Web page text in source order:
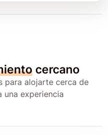
cercano
para alojarte cerca de
una experiencia